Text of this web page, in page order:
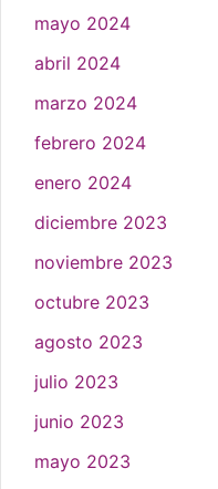
mayo 2024
abril 2024
marzo 2024
febrero 2024
enero 2024
diciembre 2023
noviembre 2023
octubre 2023
agosto 2023
julio 2023
junio 2023
mayo 2023